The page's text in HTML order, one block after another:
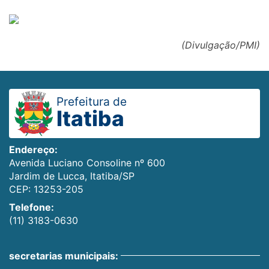
(Divulgação/PMI)
Prefeitura de
Itatiba
Endereço:
Avenida Luciano Consoline nº 600
Jardim de Lucca, Itatiba/SP
CEP: 13253-205
Telefone:
(11) 3183-0630
secretarias municipais: